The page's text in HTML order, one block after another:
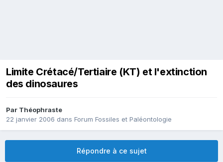
Limite Crétacé/Tertiaire (KT) et l'extinction
des dinosaures
Par Théophraste
22 janvier 2006 dans Forum Fossiles et Paléontologie
Répondre à ce sujet